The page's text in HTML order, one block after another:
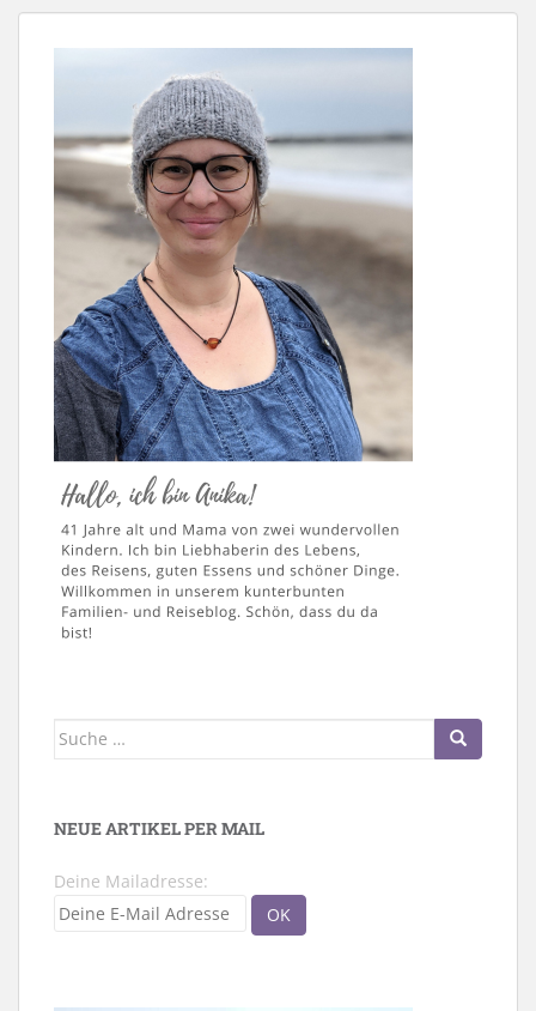
BEITRÄGE
Suche
NEUE ARTIKEL PER MAIL
Deine Mailadresse: